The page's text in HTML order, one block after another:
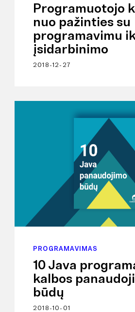
Programuotojo
nuo pažinties su
programavimu
įsidarbinimo
2018-12-27
PROGRAMAVIMAS
10 Java
kalbos
būdų
2018-10-01